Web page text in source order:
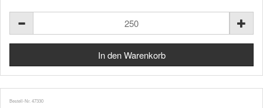
Bestell-Nr. 47330